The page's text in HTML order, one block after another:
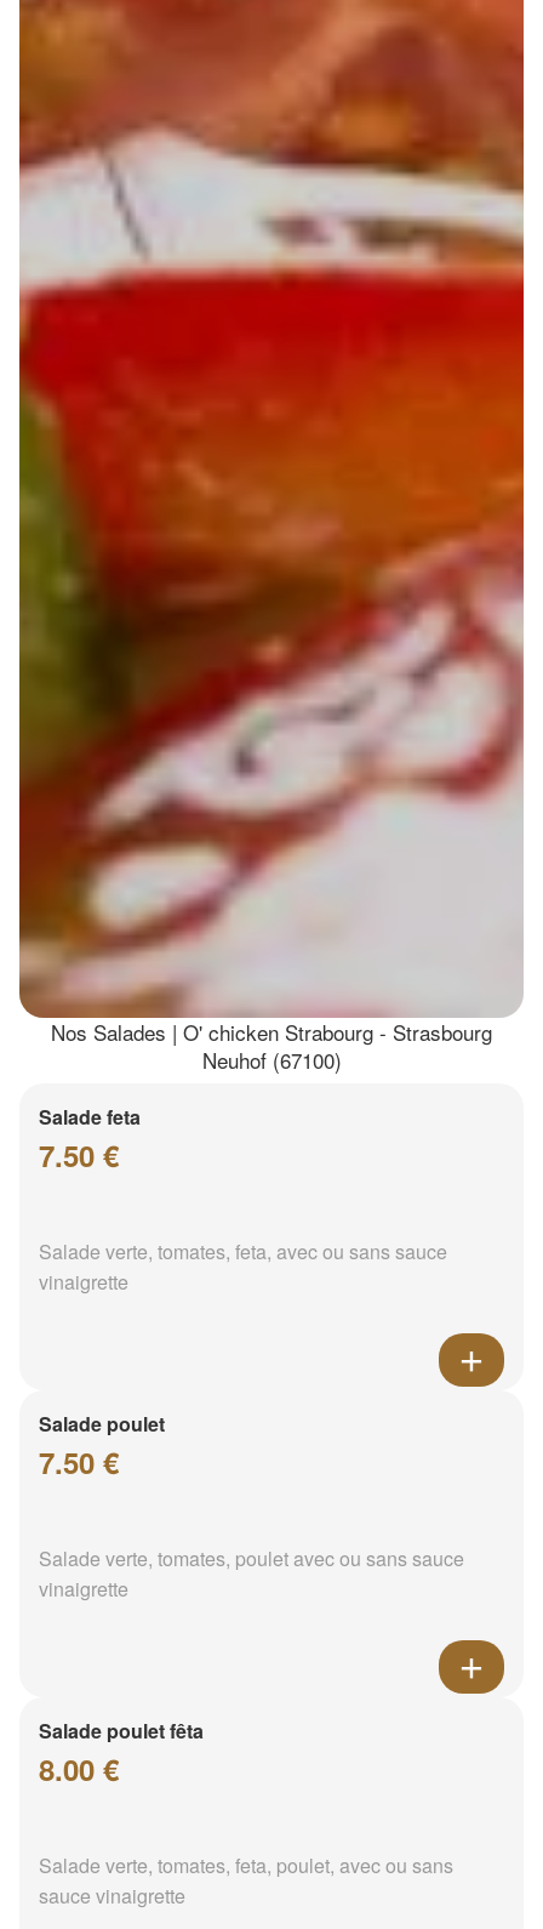
Nos Salades | O' chicken Strabourg - Strasbourg
Neuhof (67100)
Salade feta
7.50 €
Salade verte, tomates, feta, avec ou sans sauce
vinaigrette
Salade poulet
7.50 €
Salade verte, tomates, poulet avec ou sans sauce
vinaigrette
Salade poulet fêta
8.00 €
Salade verte, tomates, feta, poulet, avec ou sans
sauce vinaigrette